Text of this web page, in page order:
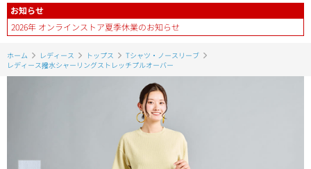
お知らせ
2026年 オンラインストア夏季休業のお知らせ
ホーム レディース トップス
Tシャツ・ノースリーブ
レディース撥水シャーリングストレッチプルオーバー